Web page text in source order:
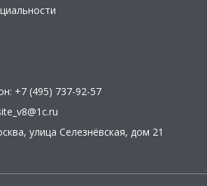
+7 (495) 737-92-57
, улица Селезнёвская, дом 21